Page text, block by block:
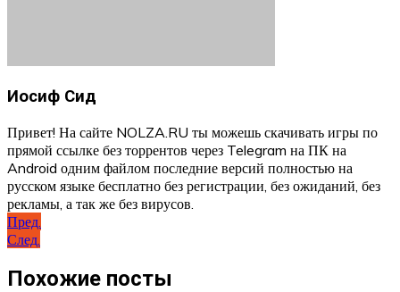
Иосиф Сид
Привет! На сайте NOLZA.RU ты можешь скачивать игры по
прямой ссылке без торрентов через Telegram на ПК на
Android одним файлом последние версий полностью на
русском языке бесплатно без регистрации, без ожиданий, без
рекламы, а так же без вирусов.
Навигация
по
записям
Пред.
След.
Похожие посты